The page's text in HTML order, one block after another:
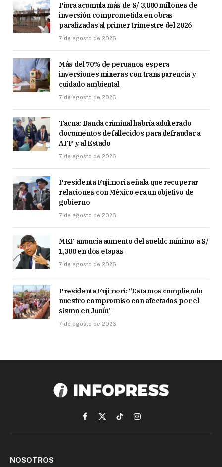
Piura acumula más de S/ 3,800 millones de
inversión comprometida en obras
paralizadas al primer trimestre del 2026
7 de agosto de 2026
Más del 70% de peruanos espera
inversiones mineras con transparencia y
cuidado ambiental
7 de agosto de 2026
Tacna: Banda criminal habría adulterado
documentos de fallecidos para defraudar a
AFP y al Estado
7 de agosto de 2026
Presidenta Fujimori señala que recuperar
relaciones con México era un objetivo de
gobierno
7 de agosto de 2026
MEF anuncia aumento del sueldo mínimo a S/
1,300 en dos etapas
7 de agosto de 2026
Presidenta Fujimori: “Estamos cumpliendo
nuestro compromiso con afectados por el
sismo en Junín”
7 de agosto de 2026
Facebook
X
(Twitter)
TikTokInstagram
NOSOTROS